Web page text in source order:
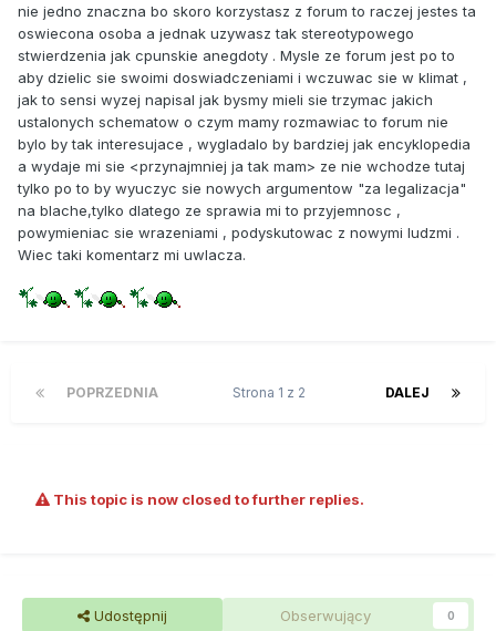
nie jedno znaczna bo skoro korzystasz z forum to raczej jestes ta
oswiecona osoba a jednak uzywasz tak stereotypowego
stwierdzenia jak cpunskie anegdoty . Mysle ze forum jest po to
aby dzielic sie swoimi doswiadczeniami i wczuwac sie w klimat ,
jak to sensi wyzej napisal jak bysmy mieli sie trzymac jakich
ustalonych schematow o czym mamy rozmawiac to forum nie
bylo by tak interesujace , wygladalo by bardziej jak encyklopedia
a wydaje mi sie <przynajmniej ja tak mam> ze nie wchodze tutaj
tylko po to by wyuczyc sie nowych argumentow "za legalizacja"
na blache,tylko dlatego ze sprawia mi to przyjemnosc ,
powymieniac sie wrazeniami , podyskutowac z nowymi ludzmi .
Wiec taki komentarz mi uwlacza.
POPRZEDNIA DALEJ
Strona 1 z 2
This topic is now closed to further replies.
Udostępnij Obserwujący 0